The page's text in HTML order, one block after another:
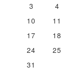
3
4
10
11
17
18
24
25
31